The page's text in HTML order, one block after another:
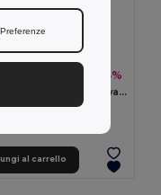
-43%
NOLE Bastoncini da nordic walking
al carrello
Preferenze